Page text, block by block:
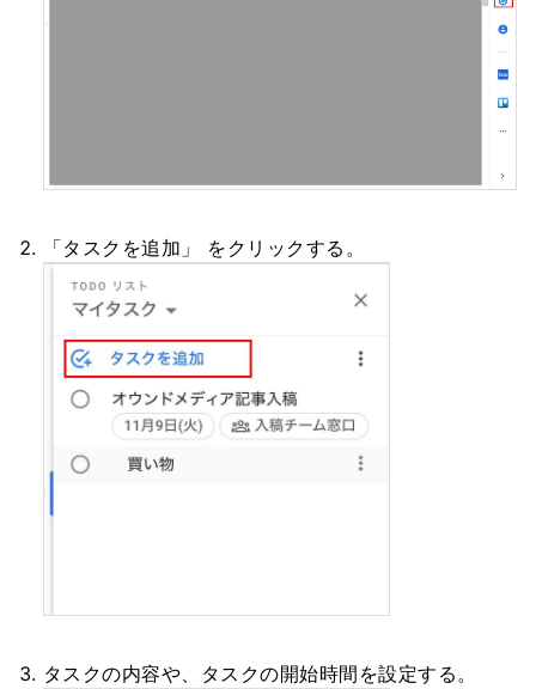
「タスクを追加」 をクリックする。
タスクの内容や、タスクの開始時間を設定する。